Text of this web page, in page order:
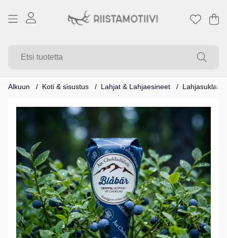
.
Alkuun Koti & sisustus Lahjat & Lahjaesineet Lahjasuklaa